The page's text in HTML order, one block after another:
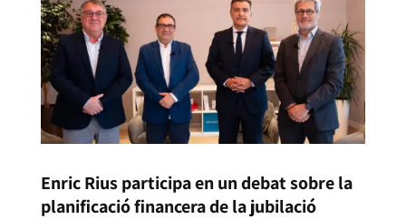
Enric Rius participa en un debat sobre la
planificació financera de la jubilació